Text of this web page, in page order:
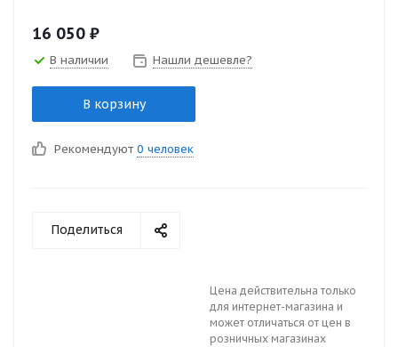
16 050 ₽
В наличии Нашли дешевле?
В корзину
Рекомендуют 0 человек
Поделиться
Цена действительна только
для интернет-магазина и
может отличаться от цен в
розничных магазинах